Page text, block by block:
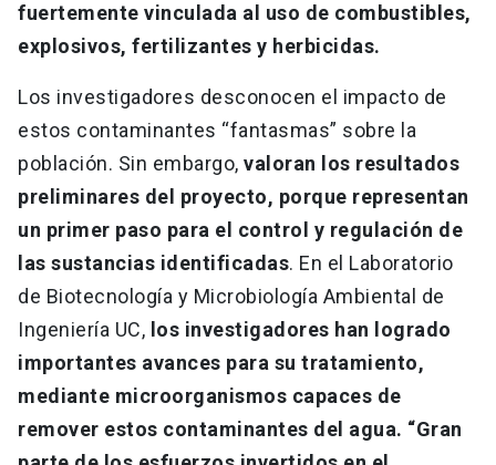
fuertemente vinculada al uso de combustibles,
explosivos, fertilizantes y herbicidas.
Los investigadores desconocen el impacto de
estos contaminantes “fantasmas” sobre la
población. Sin embargo, valoran los resultados
preliminares del proyecto, porque representan
un primer paso para el control y regulación de
las sustancias identificadas. En el Laboratorio
de Biotecnología y Microbiología Ambiental de
Ingeniería UC, los investigadores han logrado
importantes avances para su tratamiento,
mediante microorganismos capaces de
remover estos contaminantes del agua. “Gran